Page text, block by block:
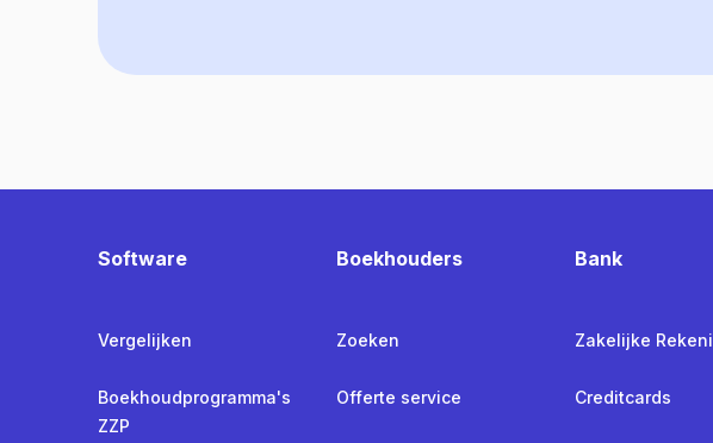
Software
Vergelijken
Boekhoudprogramma's
ZZP
Boekhouders
Zoeken
Offerte service
Bank
Zakelijke
Creditcards